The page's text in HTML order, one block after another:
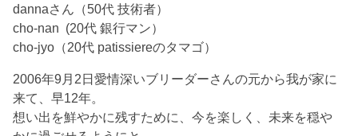
dannaさん（50代 技術者）
cho-nan (20代 銀行マン）
cho-jyo（20代 patissiereのタマゴ）
2006年9月2日愛情深いブリーダーさんの元から我が家に
来て、早12年。
想い出を鮮やかに残すために、今を楽しく、未来を穏や